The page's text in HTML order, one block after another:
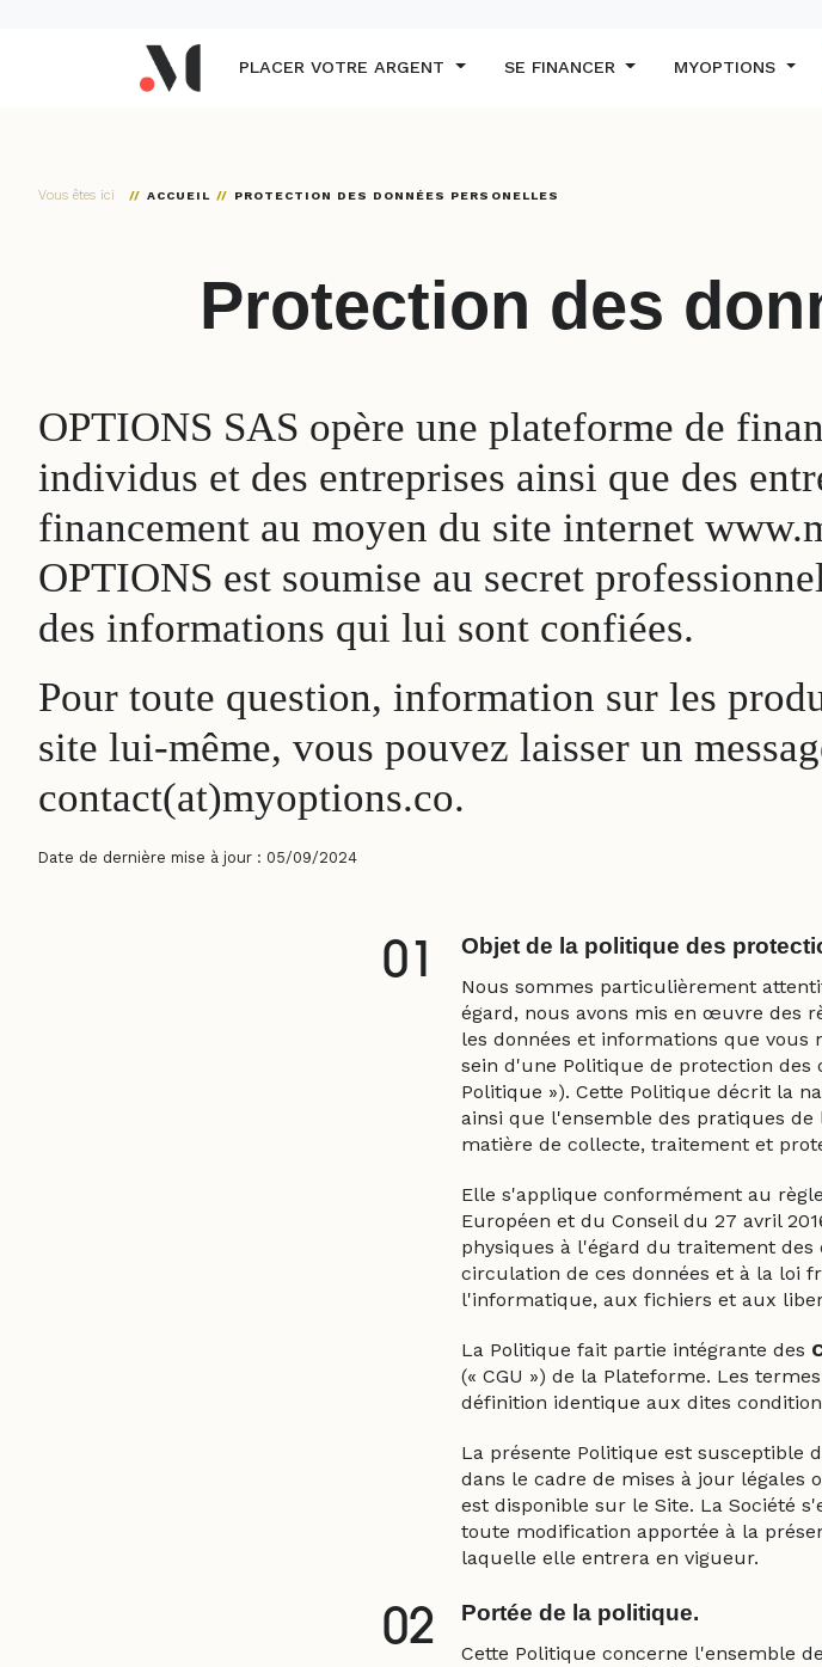
PLACER VOTRE ARGENT SE FINANCER MYOPTIONS
Vous êtes ici ACCUEIL PROTECTION DES DONNÉES PERSONELLES
Protection des
OPTIONS SAS opère une plateforme de
individus et des entreprises ainsi que des
financement au moyen du site internet
OPTIONS est soumise au secret
des informations qui lui sont confiées.
Pour toute question, information sur les
site lui-même, vous pouvez laisser un
contact(at)myoptions.co.
Date de dernière mise à jour : 05/09/2024
01 Objet de la politique des
Nous sommes particulièrement
égard, nous avons mis en œuvre des
les données et informations que vous
sein d'une Politique de protection des
Politique »). Cette Politique décrit la
ainsi que l'ensemble des pratiques de
matière de collecte, traitement et
Elle s'applique conformément au
Européen et du Conseil du 27 avril
physiques à l'égard du traitement
circulation de ces données et à la loi
l'informatique, aux fichiers et aux
La Politique fait partie intégrante des
(« CGU ») de la Plateforme. Les
définition identique aux dites
La présente Politique est susceptible
dans le cadre de mises à jour légales
est disponible sur le Site. La Société
toute modification apportée à la
laquelle elle entrera en vigueur.
02 Portée de la politique.
Cette Politique concerne l'ensemble